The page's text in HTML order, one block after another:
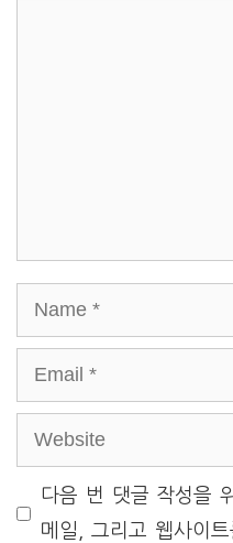
Name
Email
Website
다음 번 댓글 작성을
메일, 그리고 웹사이트